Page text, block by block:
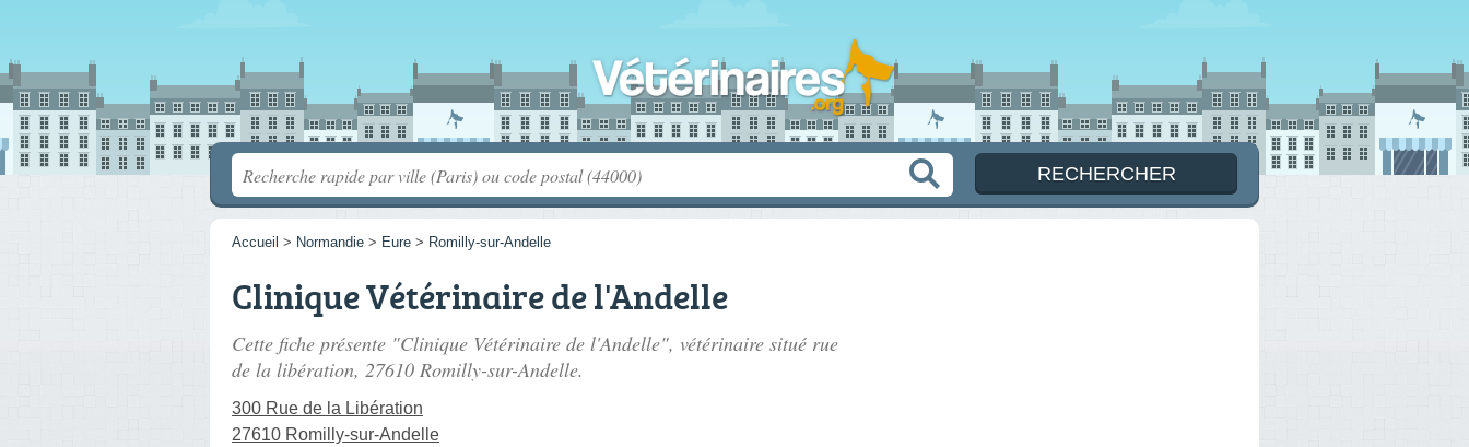
Accueil > Normandie > Eure > Romilly-sur-Andelle
Clinique Vétérinaire de l'Andelle
Cette fiche présente "Clinique Vétérinaire de l'Andelle", vétérinaire situé rue
de la libération, 27610 Romilly-sur-Andelle.
300 Rue de la Libération
27610 Romilly-sur-Andelle